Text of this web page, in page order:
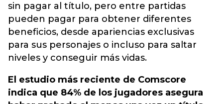
sin pagar al título, pero entre partidas
pueden pagar para obtener diferentes
beneficios, desde apariencias exclusivas
para sus personajes o incluso para saltar
niveles y conseguir más vidas.
El estudio más reciente de Comscore
indica que 84% de los jugadores asegura